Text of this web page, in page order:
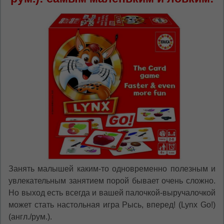
Занять малышей каким-то одновременно полезным и
увлекательным занятием порой бывает очень сложно.
Но выход есть всегда и вашей палочкой-выручалочкой
может стать настольная игра Рысь, вперед! (Lynx Go!)
(англ./рум.).
Dacă doriți să schimbați limba site-ului, puteți
oricând să faceți asta în colțul din dreapta sus
al paginii.
RU